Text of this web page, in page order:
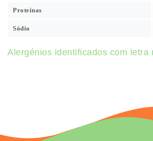
Proteínas
Sódio
Alergénios identificados com letra